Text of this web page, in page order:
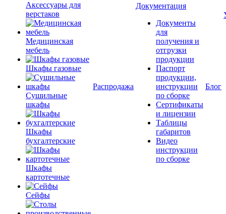
Аксессуары для
верстаков
Медицинская
мебель
Шкафы газовые
Сушильные
шкафы
Шкафы
бухгалтерские
Шкафы
картотечные
Сейфы
Распродажа
Документация
Документы
для
получения и
отгрузки
продукции
Паспорт
продукции,
инструкции
по сборке
Сертификаты
и лицензии
Таблицы
габаритов
Видео
инструкции
по сборке
Блог